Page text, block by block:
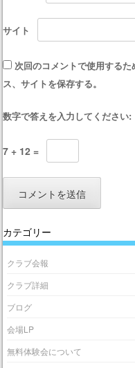
サイト
次回のコメントで使用する
ス、サイトを保存する。
数字で答えを入力してください:
7 + 12 =
カテゴリー
クラブ会報
クラブ詳細
ブログ
会場LP
無料体験会について